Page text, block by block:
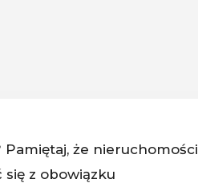
że nieruchomości
z obowiązku